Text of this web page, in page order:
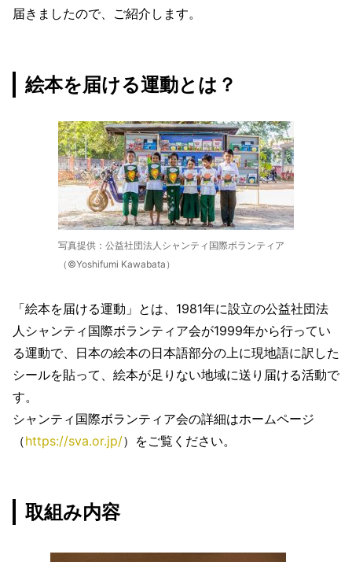
届きましたので、ご紹介します。
絵本を届ける運動とは？
写真提供：公益社団法人シャンティ国際ボランティア
（©Yoshifumi Kawabata）
「絵本を届ける運動」とは、1981年に設立の公益社団法
人シャンティ国際ボランティア会が1999年から行ってい
る運動で、日本の絵本の日本語部分の上に現地語に訳した
シールを貼って、絵本が足りない地域に送り届ける活動で
す。
シャンティ国際ボランティア会の詳細はホームページ
（https://sva.or.jp/）をご覧ください。
取組み内容